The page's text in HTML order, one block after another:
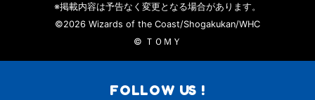
※掲載内容は予告なく変更となる場合があります。
©2026 Wizards of the Coast/Shogakukan/WHC
© ＴＯＭＹ
FOLLOW US !